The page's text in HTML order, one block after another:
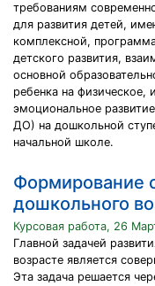
требованиям
для развития детей,
комплексной,
детского развития,
основной
ребенка на физическое,
эмоциональное
ДО) на дошкольной
начальной школе.
Формирование
дошкольного
Курсовая работа, 26
Главной задачей
возрасте является
Эта задача решается